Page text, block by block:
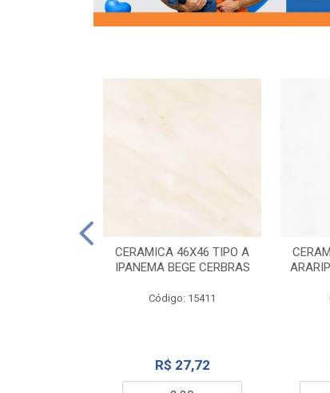
CERAMICA 46X46 TIPO A
IPANEMA BEGE CERBRAS
Código: 15411
R$ 27,72